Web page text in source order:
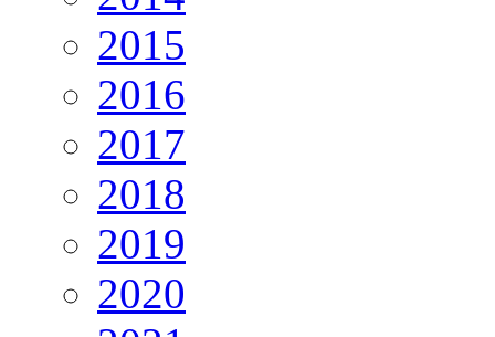
2015
2016
2017
2018
2019
2020